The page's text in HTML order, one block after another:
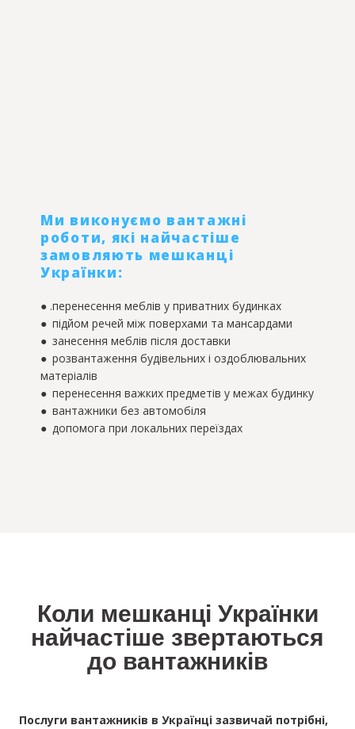
Ми виконуємо вантажні
роботи, які найчастіше
замовляють мешканці
Українки:
● .перенесення меблів у приватних будинках
● підйом речей між поверхами та мансардами
● занесення меблів після доставки
● розвантаження будівельних і оздоблювальних
матеріалів
● перенесення важких предметів у межах будинку
● вантажники без автомобіля
● допомога при локальних переїздах
Коли мешканці Українки
найчастіше звертаються
до вантажників
Послуги вантажників в Українці зазвичай потрібні,